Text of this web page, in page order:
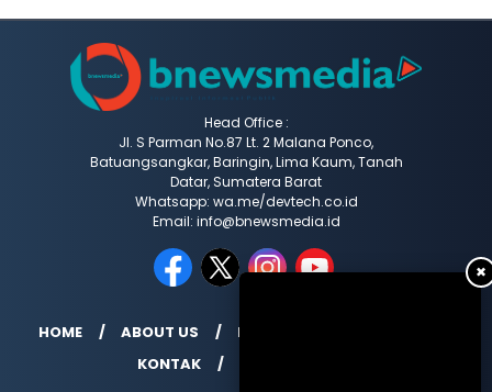
✖
Head Office :
Jl. S Parman No.87 Lt. 2 Malana Ponco,
Batuangsangkar, Baringin, Lima Kaum, Tanah
Datar, Sumatera Barat
Whatsapp: wa.me/devtech.co.id
Email: info@bnewsmedia.id
HOME ABOUT US REDAKSI
KONTAK